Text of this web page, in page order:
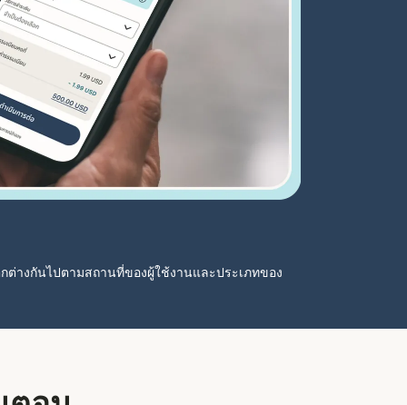
างกันไปตามสถานที่ของผู้ใช้งานและประเภทของ